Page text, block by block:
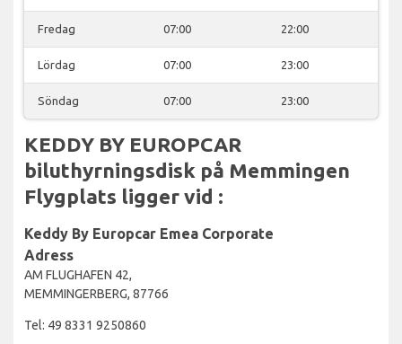
Fredag 07:00 22:00
Lördag 07:00 23:00
Söndag 07:00 23:00
KEDDY BY EUROPCAR
biluthyrningsdisk på Memmingen
Flygplats ligger vid :
Keddy By Europcar Emea Corporate
Adress
AM FLUGHAFEN 42,
MEMMINGERBERG, 87766
Tel: 49 8331 9250860